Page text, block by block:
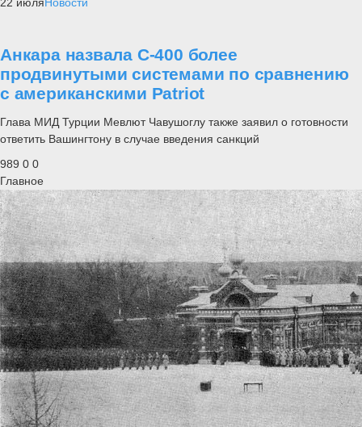
Анкара назвала С-400 более
продвинутыми системами по сравнению
с американскими Patriot
Глава МИД Турции Мевлют Чавушоглу также заявил о готовности
ответить Вашингтону в случае введения санкций
989 0 0
Главное